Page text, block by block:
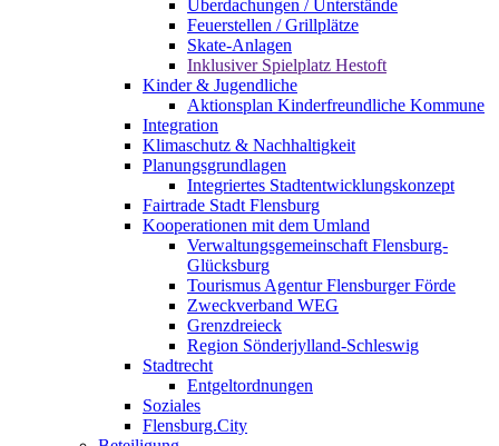
Überdachungen / Unterstände
Feuerstellen / Grillplätze
Skate-Anlagen
Inklusiver Spielplatz Hestoft
Kinder & Jugendliche
Aktionsplan Kinderfreundliche Kommune
Integration
Klimaschutz & Nachhaltigkeit
Planungsgrundlagen
Integriertes Stadtentwicklungskonzept
Fairtrade Stadt Flensburg
Kooperationen mit dem Umland
Verwaltungsgemeinschaft Flensburg-
Glücksburg
Tourismus Agentur Flensburger Förde
Zweckverband WEG
Grenzdreieck
Region Sönderjylland-Schleswig
Stadtrecht
Entgeltordnungen
Soziales
Flensburg.City